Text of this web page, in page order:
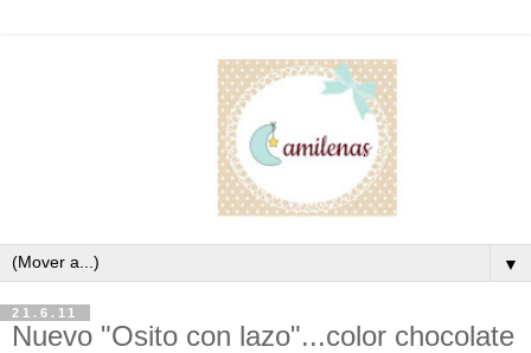
▼
21.6.11
Nuevo "Osito con lazo"...color chocolate